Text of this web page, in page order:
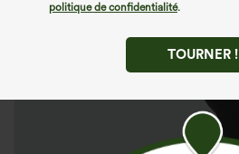
politique de confidentialité.
TOURNER !